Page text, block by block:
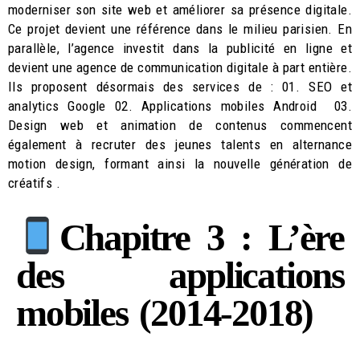
moderniser son site web et améliorer sa présence digitale.
Ce projet devient une référence dans le milieu parisien. En
parallèle, l’agence investit dans la publicité en ligne et
devient une agence de communication digitale à part entière.
Ils proposent désormais des services de : 01. SEO et
analytics Google 02. Applications mobiles Android 03.
Design web et animation de contenus commencent
également à recruter des jeunes talents en alternance
motion design, formant ainsi la nouvelle génération de
créatifs .
Chapitre 3 : L’ère
des applications
mobiles (2014-2018)